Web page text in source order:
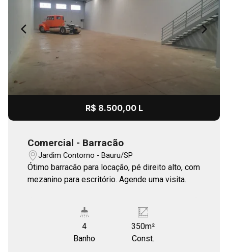
R$ 8.500,00 L
Comercial - Barracão
Jardim Contorno - Bauru/SP
Ótimo barracão para locação, pé direito alto, com
mezanino para escritório. Agende uma visita.
4
Banho
350m²
Const.